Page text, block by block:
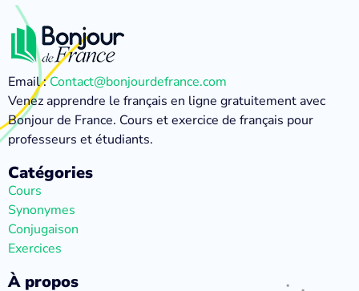
Email :Contact@bonjourdefrance.com
Venez apprendre le français en ligne gratuitement avec
Bonjour de France. Cours et exercice de français pour
professeurs et étudiants.
Catégories
Cours
Synonymes
Conjugaison
Exercices
À propos